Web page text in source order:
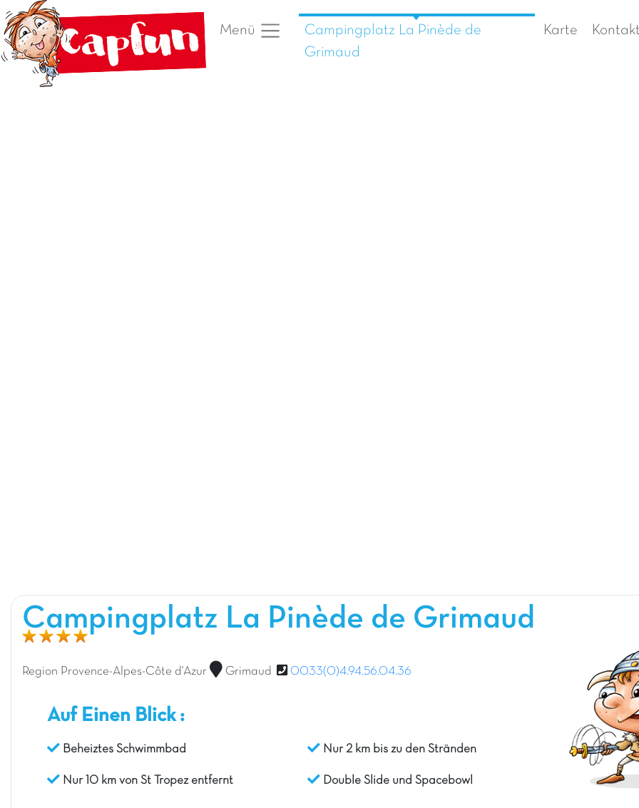
Menü
Campingplatz La Pinède de
Grimaud
Karte
Campingplatz La Pinède de Grimaud
Region Provence-Alpes-Côte d'Azur Grimaud 0033(0)4.94.56.04.36
Auf Einen Blick :
Beheiztes Schwimmbad
Nur 10 km von St Tropez entfernt
Nur 2 km bis zu den Stränden
Double Slide und Spacebowl